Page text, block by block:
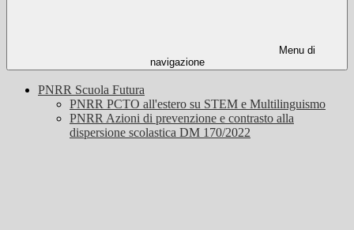
Menu di
navigazione
PNRR Scuola Futura
PNRR PCTO all'estero su STEM e Multilinguismo
PNRR Azioni di prevenzione e contrasto alla
dispersione scolastica DM 170/2022